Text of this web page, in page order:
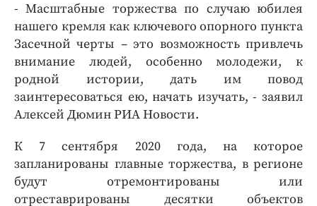
- Масштабные торжества по случаю юбилея
нашего кремля как ключевого опорного пункта
Засечной черты – это возможность привлечь
внимание людей, особенно молодежи, к
родной истории, дать им повод
заинтересоваться ею, начать изучать, - заявил
Алексей Дюмин РИА Новости.
К 7 сентября 2020 года, на которое
запланированы главные торжества, в регионе
будут отремонтированы или
отреставрированы десятки объектов